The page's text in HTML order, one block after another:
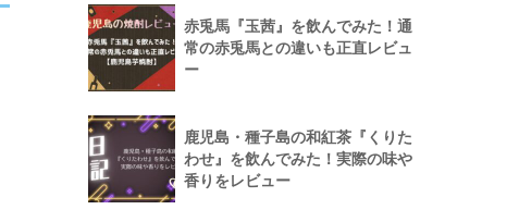
赤兎馬『玉茜』を飲んでみた！通
常の赤兎馬との違いも正直レビュ
ー
鹿児島・種子島の和紅茶『くりた
わせ』を飲んでみた！実際の味や
香りをレビュー